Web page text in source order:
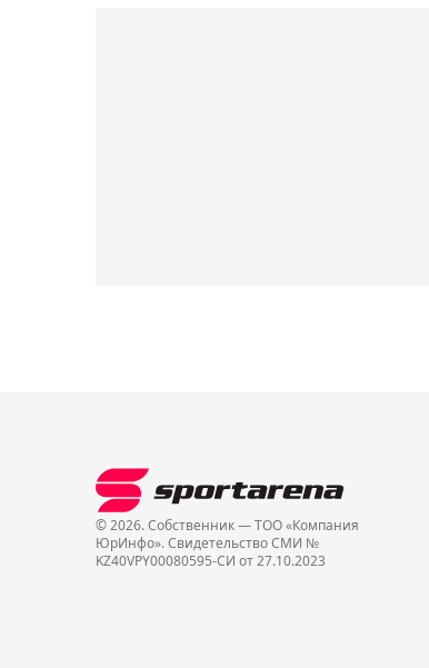
© 2026. Собственник — ТОО «Компания
ЮрИнфо». Cвидетельство СМИ №
KZ40VPY00080595-СИ от 27.10.2023